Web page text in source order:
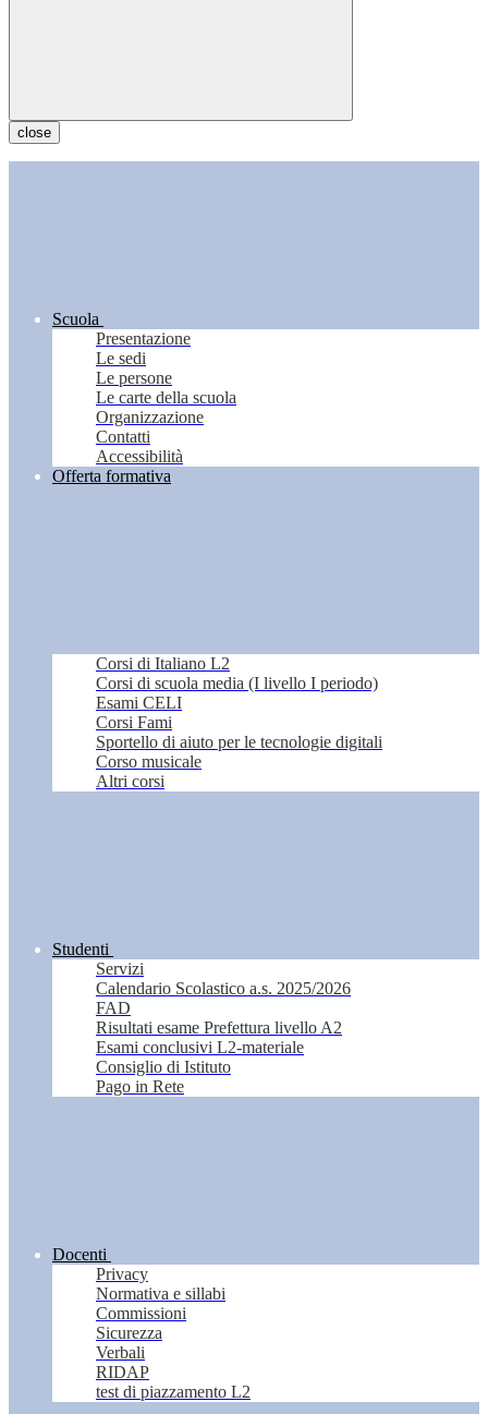
close
Scuola
Presentazione
Le sedi
Le persone
Le carte della scuola
Organizzazione
Contatti
Accessibilità
Offerta formativa
Corsi di Italiano L2
Corsi di scuola media (I livello I periodo)
Esami CELI
Corsi Fami
Sportello di aiuto per le tecnologie digitali
Corso musicale
Altri corsi
Studenti
Servizi
Calendario Scolastico a.s. 2025/2026
FAD
Risultati esame Prefettura livello A2
Esami conclusivi L2-materiale
Consiglio di Istituto
Pago in Rete
Docenti
Privacy
Normativa e sillabi
Commissioni
Sicurezza
Verbali
RIDAP
test di piazzamento L2